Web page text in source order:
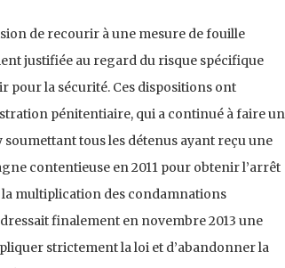
de recourir à une mesure de fouille
justifiée au regard du risque spécifique
pour la sécurité. Ces dispositions ont
pénitentiaire, qui a continué à faire un
tous les détenus ayant reçu une
contentieuse en 2011 pour obtenir l’arrêt
la multiplication des condamnations
finalement en novembre 2013 une
strictement la loi et d’abandonner la